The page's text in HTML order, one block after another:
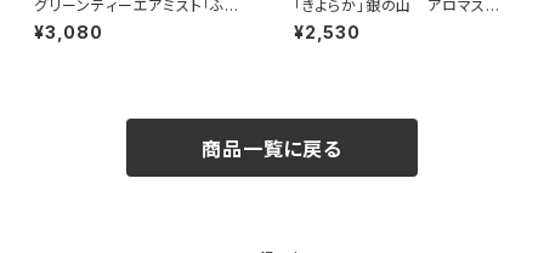
グリーンティーエアミスト「ふか
つよ」30ml
¥3,080
「きよらか」銀の山 アロマスプ
レー 30ml
¥2,530
商品一覧に戻る